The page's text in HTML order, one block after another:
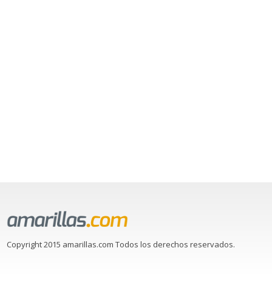
Copyright 2015 amarillas.com Todos los derechos reservados.